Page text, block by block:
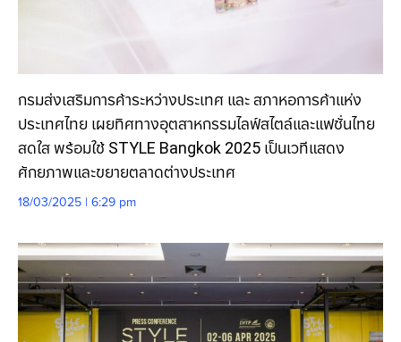
กรมส่งเสริมการค้าระหว่างประเทศ และ สภาหอการค้าแห่ง
ประเทศไทย เผยทิศทางอุตสาหกรรมไลฟ์สไตล์และแฟชั่นไทย
สดใส พร้อมใช้ STYLE Bangkok 2025 เป็นเวทีแสดง
ศักยภาพและขยายตลาดต่างประเทศ
18/03/2025 | 6:29 pm